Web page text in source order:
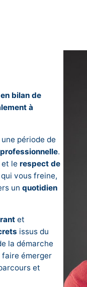
bilan de
à
période de
.
et le respect de
vous freine,
un quotidien
et
issus du
la démarche
faire émerger
et